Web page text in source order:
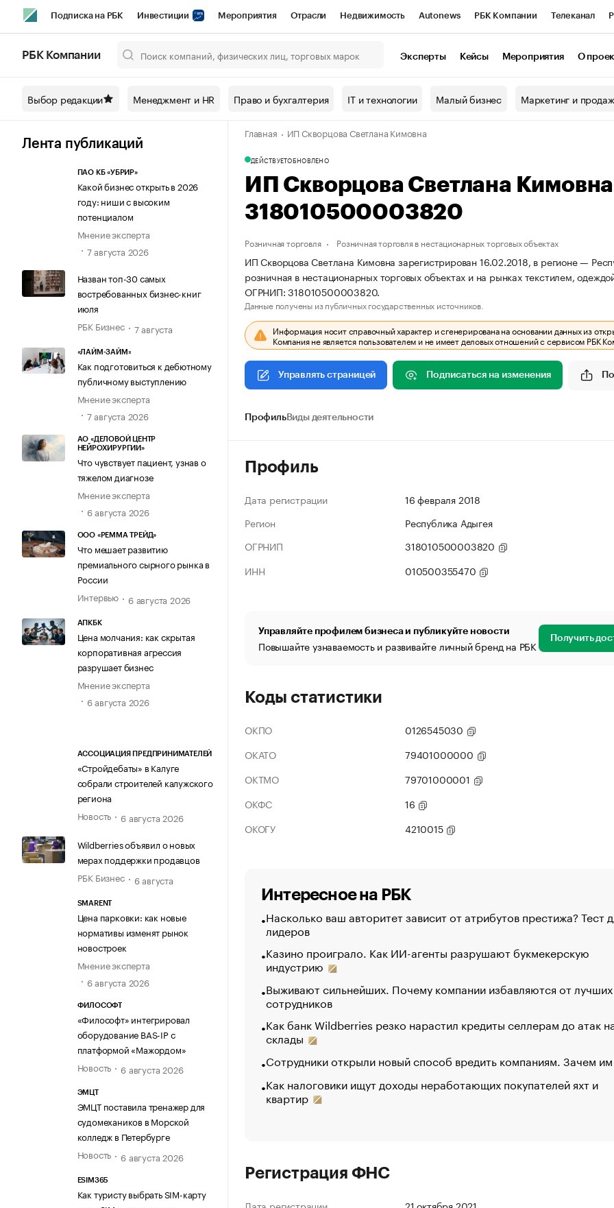
Подписка на РБК Инвестиции Мероприятия Отрасли Недвижимость Autonews РБК Компании Телеканал
Спецпроекты СПб Конференции СПб Спецпроекты Проверка контрагентов
Технологии и медиа Рынок наличной валюты
РБК Компании Эксперты Кейсы Мероприятия О
Выбор редакции Менеджмент и HR Право и бухгалтерия IT и технологии Малый бизнес Маркетинг и
Лента публикаций
ПАО КБ «УБРИР»
Какой бизнес открыть в 2026
году: ниши с высоким
потенциалом
Мнение эксперта
7 августа 2026
Назван топ-30 самых
востребованных бизнес-книг
июля
РБК Бизнес
7 августа
«ЛАЙМ-ЗАЙМ»
Как подготовиться к дебютному
публичному выступлению
Мнение эксперта
7 августа 2026
АО «ДЕЛОВОЙ ЦЕНТР
НЕЙРОХИРУРГИИ»
Что чувствует пациент, узнав о
тяжелом диагнозе
Мнение эксперта
6 августа 2026
ООО «РЕММА ТРЕЙД»
Что мешает развитию
премиального сырного рынка в
России
Интервью
6 августа 2026
АПКБК
Цена молчания: как скрытая
корпоративная агрессия
разрушает бизнес
Мнение эксперта
6 августа 2026
АССОЦИАЦИЯ ПРЕДПРИНИМАТЕЛЕЙ
«Стройдебаты» в Калуге
собрали строителей калужского
региона
Новость
6 августа 2026
Wildberries объявил о новых
мерах поддержки продавцов
РБК Бизнес
6 августа
SMARENT
Цена парковки: как новые
нормативы изменят рынок
новостроек
Мнение эксперта
6 августа 2026
ФИЛОСОФТ
«Философт» интегрировал
оборудование BAS-IP с
платформой «Мажордом»
Новость
6 августа 2026
ЭМЦТ
ЭМЦТ поставила тренажер для
судомехаников в Морской
колледж в Петербурге
Новость
6 августа 2026
ESIM365
Как туристу выбрать SIM-карту
Главная ИП Скворцова Светлана Кимовна
ДЕЙСТВУЕТОБНОВЛЕНО
ИП Скворцова Светлана
318010500003820
Розничная торговля Розничная торговля в нестационарных торговых объектах
ИП Скворцова Светлана Кимовна зарегистрирован 16.02.2018, в регионе —
розничная в нестационарных торговых объектах и на рынках текстилем,
ОГРНИП: 318010500003820.
Данные получены из публичных государственных источников.
Информация носит справочный характер и сгенерирована на основании данных из
Компания не является пользователем и не имеет деловых отношений с сервисом РБК
Управлять страницей Подписаться на изменения
ПрофильВиды деятельности
Профиль
Дата регистрации
16 февраля 2018
Регион
Республика Адыгея
ОГРНИП
318010500003820
ИНН
010500355470
Управляйте профилем бизнеса и публикуйте новости
Повышайте узнаваемость и развивайте личный бренд на РБК Получить
Коды статистики
ОКПО
0126545030
ОКАТО
79401000000
ОКТМО
79701000001
ОКФС
16
ОКОГУ
4210015
Интересное на РБК
Насколько ваш авторитет зависит от атрибутов престижа? Тест
лидеров
Казино проиграло. Как ИИ-агенты разрушают букмекерскую
индустрию
Выживают сильнейших. Почему компании избавляются от лучших
сотрудников
Как банк Wildberries резко нарастил кредиты селлерам до атак
склады
Сотрудники открыли новый способ вредить компаниям. Зачем
Как налоговики ищут доходы неработающих покупателей яхт и
квартир
Регистрация ФНС